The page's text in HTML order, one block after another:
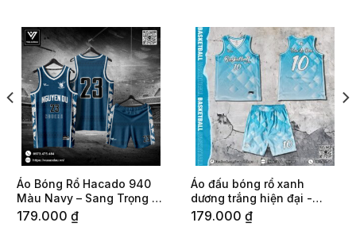
Áo Bóng Rổ Hacado 940
Màu Navy – Sang Trọng &
Đậm Chất Thể Thao
179.000 ₫
Áo đấu bóng rổ xanh
dương trắng hiện đại -
Nam nữ unisex
179.000 ₫